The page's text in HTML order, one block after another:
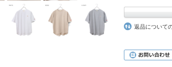
返品について